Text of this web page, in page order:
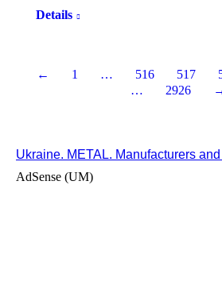
Details
← 1 … 516 517
…
2926
Ukraine. METAL. Manufacturers
AdSense (UM)